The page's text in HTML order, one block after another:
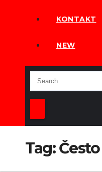
KONTAKT
NEW
Tag: